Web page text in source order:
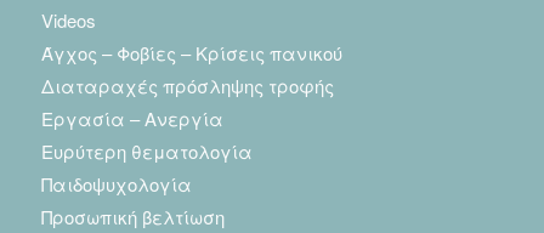
Videos
Άγχος – Φοβίες – Κρίσεις πανικού
Διαταραχές πρόσληψης τροφής
Εργασία – Ανεργία
Ευρύτερη θεματολογία
Παιδοψυχολογία
Προσωπική βελτίωση